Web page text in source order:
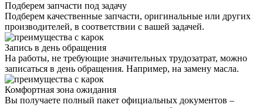
Подберем запчасти под задачу
Подберем качественные запчасти, оригинальные или других
производителей, в соответствии с вашей задачей.
Запись в день обращения
На работы, не требующие значительных трудозатрат, можно
записаться в день обращения. Например, на замену масла.
Комфортная зона ожидания
Вы получаете полный пакет официальных документов –